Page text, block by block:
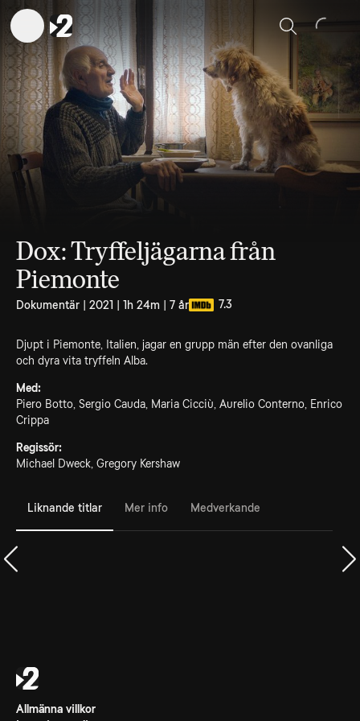
Sök
Dox: Tryffeljägarna från
Piemonte
Dokumentär | 2021 | 1h 24m | 7 år 7.3
Djupt i Piemonte, Italien, jagar en grupp män efter den ovanliga
och dyra vita tryffeln Alba.
Med:
Piero Botto, Sergio Cauda, Maria Cicciù, Aurelio Conterno, Enrico
Crippa
Regissör:
Michael Dweck, Gregory Kershaw
Liknande titlar Mer info Medverkande
Allmänna villkor